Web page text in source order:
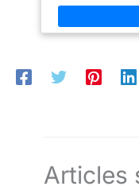
Articles